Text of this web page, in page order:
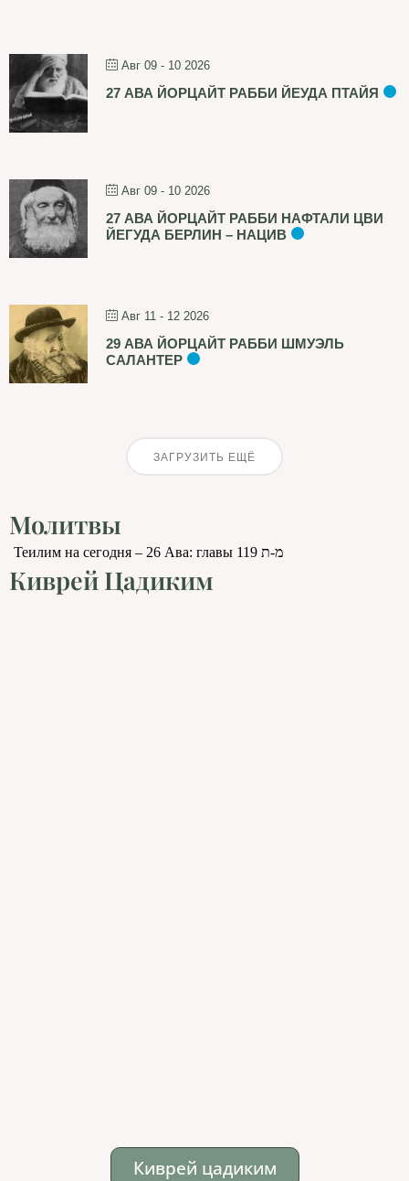
Авг 09 - 10 2026
27 АВА ЙОРЦАЙТ РАББИ ЙЕУДА ПТАЙЯ
Авг 09 - 10 2026
27 АВА ЙОРЦАЙТ РАББИ НАФТАЛИ ЦВИ
ЙЕГУДА БЕРЛИН – НАЦИВ
Авг 11 - 12 2026
29 АВА ЙОРЦАЙТ РАББИ ШМУЭЛЬ
САЛАНТЕР
ЗАГРУЗИТЬ ЕЩЁ
Молитвы
Теилим на сегодня – 26 Ава: главы 119 מ-ת
Киврей Цадиким
Киврей цадиким